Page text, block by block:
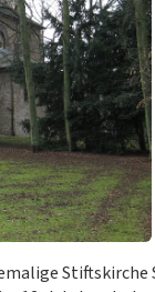
Stiftskirche